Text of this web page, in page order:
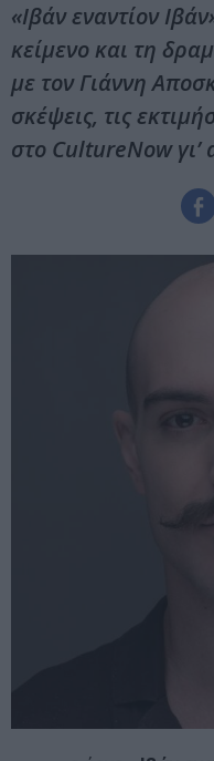
«Ιβάν εναντίον
κείμενο και τη
με τον Γιάννη
σκέψεις, τις
στο CultureNow